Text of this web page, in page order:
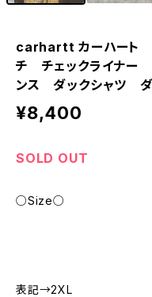
carhartt カーハート
チ チェックライナ
ンス ダックシャツ ダ
¥8,400
SOLD OUT
○Size○
表記→2XL